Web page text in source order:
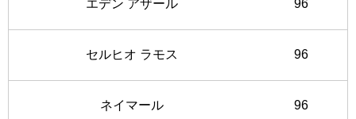
エデン アザール 96
セルヒオ ラモス 96
ネイマール 96